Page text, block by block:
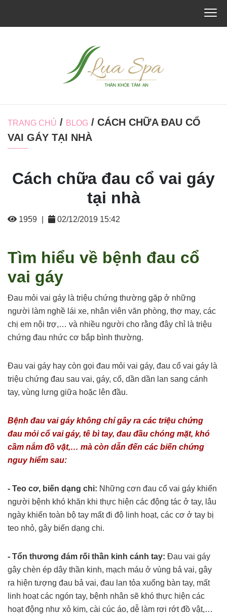
TRANG CHỦ / BLOG / CÁCH CHỮA ĐAU CỔ
VAI GÁY TẠI NHÀ
Cách chữa đau cổ vai gáy
tại nhà
1959 02/12/2019 15:42
Tìm hiểu về bệnh đau cổ
vai gáy
Đau mỏi vai gáy là triệu chứng thường gặp ở những
người làm nghề lái xe, nhân viên văn phòng, thợ may, các
chị em nội trợ,… và nhiều người cho rằng đây chỉ là triệu
chứng đau nhức cơ bắp bình thường.
Đau vai gáy hay còn gọi đau mỏi vai gáy, đau cổ vai gáy là
triệu chứng đau sau vai, gáy, cổ, dần dần lan sang cánh
tay, vùng lưng giữa hoặc lên đầu.
Bệnh đau vai gáy không chỉ gây ra các triệu chứng
đau mỏi cổ vai gáy, tê bì tay, đau đầu chóng mặt, khó
cầm nắm đồ vật,… mà còn dẫn đến các biến chứng
nguy hiểm sau:
- Teo cơ, biến dạng chi: Những cơn đau cổ vai gáy khiến
người bệnh khó khăn khi thực hiện các động tác ở tay, lâu
ngày khiến toàn bộ tay mất đi độ linh hoạt, các cơ ở tay bị
teo nhỏ, gây biến dạng chi.
- Tổn thương đám rối thần kinh cánh tay: Đau vai gáy
gây chèn ép dây thần kinh, mạch máu ở vùng bả vai, gây
ra hiện tượng đau bả vai, đau lan tỏa xuống bàn tay, mất
linh hoạt các ngón tay, bệnh nhân sẽ khó thực hiện các
hoạt động như xỏ kim, cài cúc áo, dễ làm rơi rớt đồ vật,…